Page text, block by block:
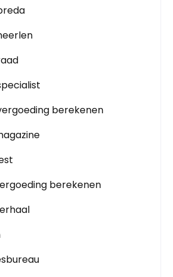
berekenen
berekenen